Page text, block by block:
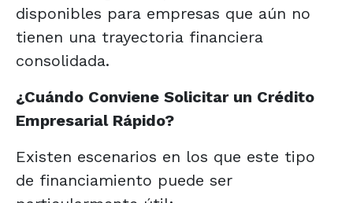
disponibles para empresas que aún no
tienen una trayectoria financiera
consolidada.
¿Cuándo Conviene Solicitar un Crédito
Empresarial Rápido?
Existen escenarios en los que este tipo
de financiamiento puede ser